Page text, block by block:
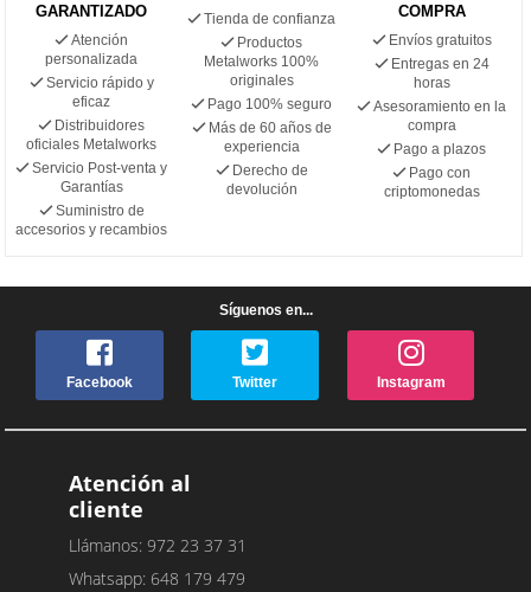
GARANTIZADO
Atención
personalizada
Servicio rápido y
eficaz
Distribuidores
oficiales Metalworks
Servicio Post-venta y
Garantías
Suministro de
accesorios y recambios
Tienda de confianza
Productos
Metalworks 100%
originales
Pago 100% seguro
Más de 60 años de
experiencia
Derecho de
devolución
COMPRA
Envíos gratuitos
Entregas en 24
horas
Asesoramiento en la
compra
Pago a plazos
Pago con
criptomonedas
Síguenos en...
Facebook Twitter Instagram
Atención al
cliente
Llámanos: 972 23 37 31
Whatsapp: 648 179 479